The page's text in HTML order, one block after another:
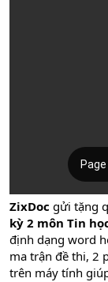
ZixDoc gửi tặng
kỳ 2 môn Tin
định dạng word
ma trận đề thi, 2
trên máy tính